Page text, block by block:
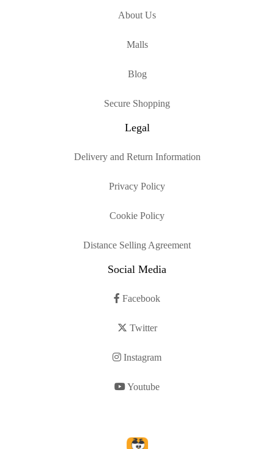
About Us
Malls
Blog
Secure Shopping
Legal
Delivery and Return Information
Privacy Policy
Cookie Policy
Distance Selling Agreement
Social Media
Facebook
Twitter
Instagram
Youtube